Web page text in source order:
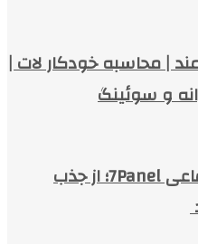
| محاسبه خودکار لات |
و سوئینگ
خدمات شبکه‌های اجتماعی 7Panel؛ از جذب